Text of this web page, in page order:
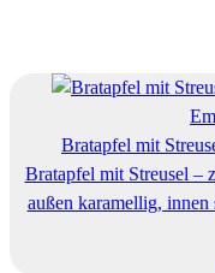
Bratapfel mit
Bratapfel mit Streusel –
außen karamellig,